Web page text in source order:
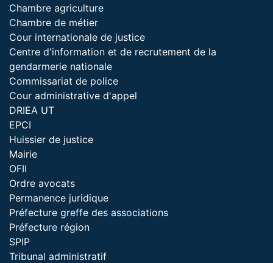
Chambre agriculture
Chambre de métier
Cour internationale de justice
Centre d'information et de recrutement de la
gendarmerie nationale
Commissariat de police
Cour administrative d'appel
DRIEA UT
EPCI
Huissier de justice
Mairie
OFII
Ordre avocats
Permanence juridique
Préfecture greffe des associations
Préfecture région
SPIP
Tribunal administratif